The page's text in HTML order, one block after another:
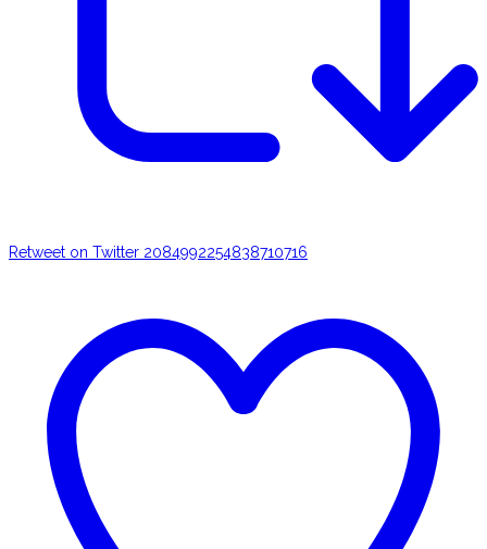
Retweet on Twitter 2084992254838710716